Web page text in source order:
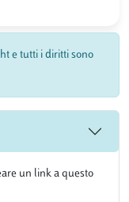
e tutti i diritti sono
un link a questo